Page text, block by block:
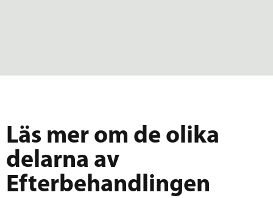
Läs mer om de olika
delarna av
Efterbehandlingen